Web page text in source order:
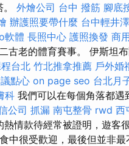
外燴公司 台中 撥筋 腳底
辦護照要帶什麼 台中輕井
軟體 長照中心 護照換發 商
古老的體育賽事。 伊斯坦
台北 竹北推拿推薦 戶外婚
點心 on page seo 台北月
科 我們可以在每個角落都遇
公司 抓漏 南屯整骨 rwd 西
熱情款待經常被證明，遊客
很受歡迎，最後但並非最